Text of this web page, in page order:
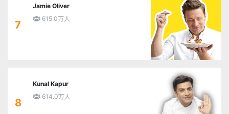
7
Jamie Oliver
615.0万人
8
Kunal Kapur
614.0万人